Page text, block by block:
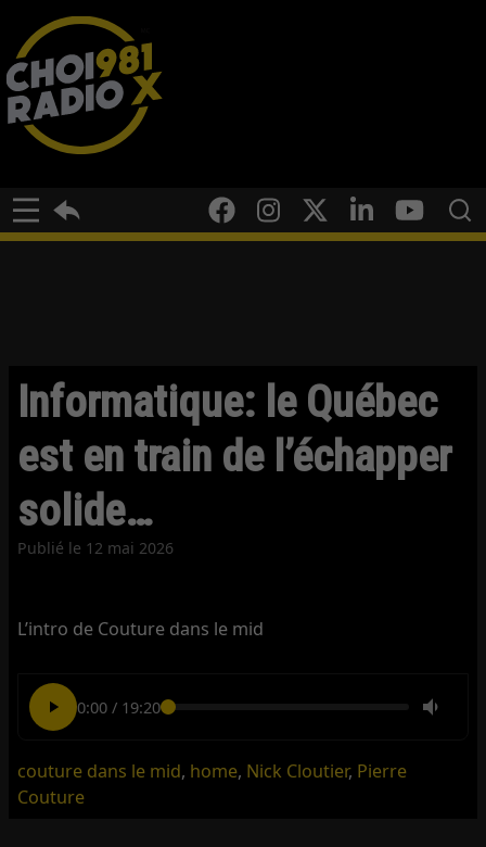
Informatique: le Québec
est en train de l’échapper
solide…
Publié le 12 mai 2026
L’intro de Couture dans le mid
0:00/ 19:20
couture dans le mid, home, Nick Cloutier, Pierre
Couture